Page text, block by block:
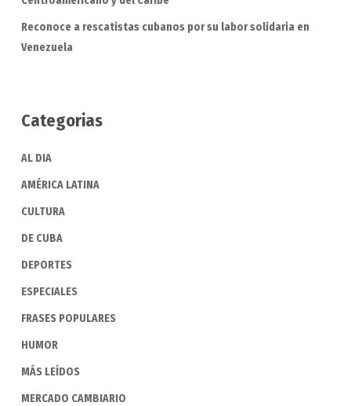
Reconoce a rescatistas cubanos por su labor solidaria en
Venezuela
Categorias
AL DIA
AMÉRICA LATINA
CULTURA
DE CUBA
DEPORTES
ESPECIALES
FRASES POPULARES
HUMOR
MÁS LEÍDOS
MERCADO CAMBIARIO